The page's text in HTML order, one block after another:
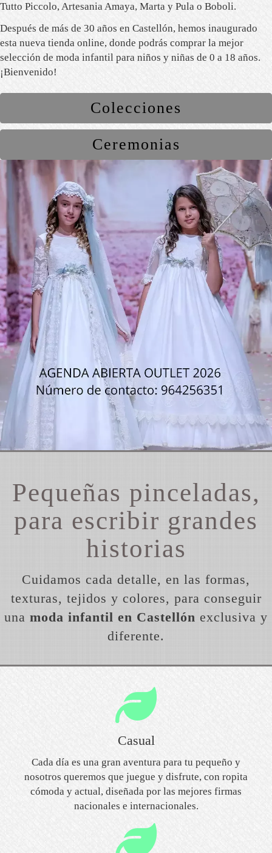
Tutto Piccolo, Artesania Amaya, Marta y Pula o Boboli.
Después de más de 30 años en Castellón, hemos inaugurado
esta nueva tienda online, donde podrás comprar la mejor
selección de moda infantil para niños y niñas de 0 a 18 años.
¡Bienvenido!
Colecciones
Ceremonias
Pequeñas pinceladas,
para escribir grandes
historias
Cuidamos cada detalle, en las formas,
texturas, tejidos y colores, para conseguir
una moda infantil en Castellón exclusiva y
diferente.
Casual
Cada día es una gran aventura para tu pequeño y
nosotros queremos que juegue y disfrute, con ropita
cómoda y actual, diseñada por las mejores firmas
nacionales e internacionales.